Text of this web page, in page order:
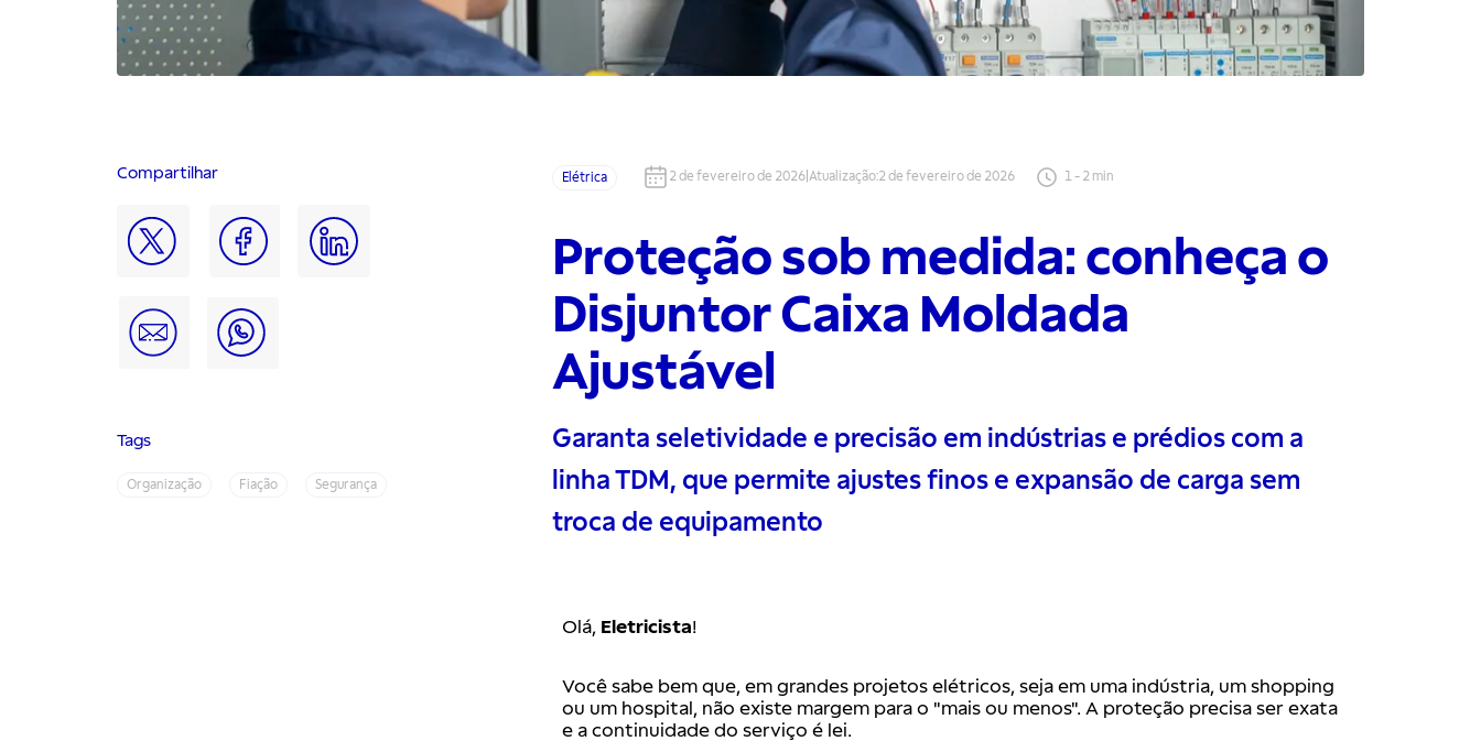
Compartilhar
Tags
Organização Fiação Segurança
Elétrica 2 de fevereiro de 2026 Atualização:2 de fevereiro de 2026 1- 2 min
Proteção sob medida: conheça o
Disjuntor Caixa Moldada
Ajustável
Garanta seletividade e precisão em indústrias e prédios com a
linha TDM, que permite ajustes finos e expansão de carga sem
troca de equipamento
Olá, Eletricista!
Você sabe bem que, em grandes projetos elétricos, seja em uma indústria, um shopping
ou um hospital, não existe margem para o "mais ou menos". A proteção precisa ser exata
e a continuidade do serviço é lei.